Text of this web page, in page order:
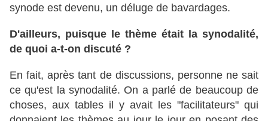
synode est devenu, un déluge de bavardages.
D'ailleurs, puisque le thème était la synodalité,
de quoi a-t-on discuté ?
En fait, après tant de discussions, personne ne sait
ce qu'est la synodalité. On a parlé de beaucoup de
choses, aux tables il y avait les "facilitateurs" qui